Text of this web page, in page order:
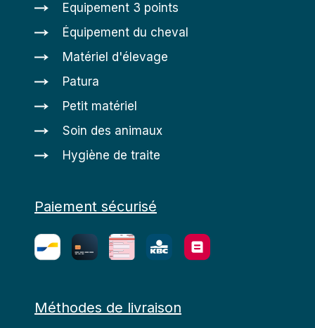
Equipement 3 points
Équipement du cheval
Matériel d'élevage
Patura
Petit matériel
Soin des animaux
Hygiène de traite
Paiement sécurisé
Méthodes de livraison